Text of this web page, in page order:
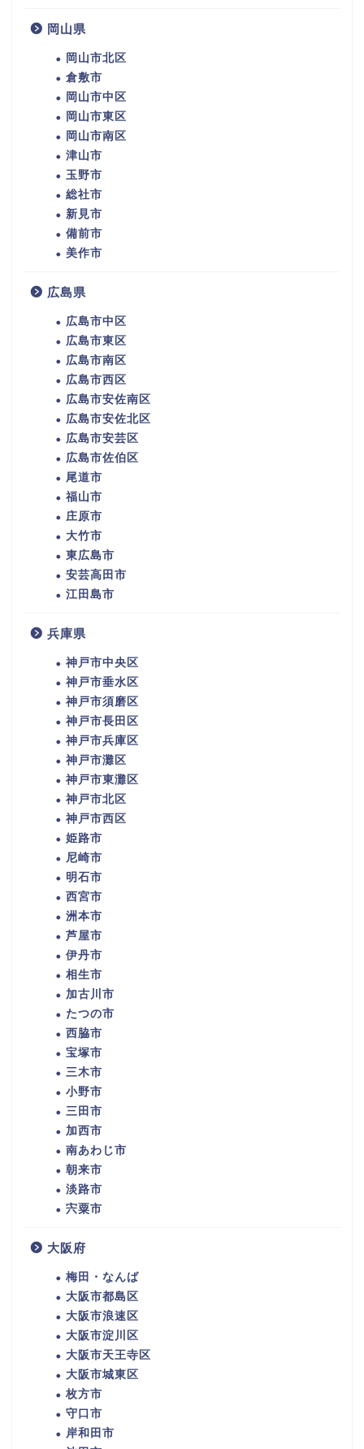
岡山県
岡山市北区
倉敷市
岡山市中区
岡山市東区
岡山市南区
津山市
玉野市
総社市
新見市
備前市
美作市
広島県
広島市中区
広島市東区
広島市南区
広島市西区
広島市安佐南区
広島市安佐北区
広島市安芸区
広島市佐伯区
尾道市
福山市
庄原市
大竹市
東広島市
安芸高田市
江田島市
兵庫県
神戸市中央区
神戸市垂水区
神戸市須磨区
神戸市長田区
神戸市兵庫区
神戸市灘区
神戸市東灘区
神戸市北区
神戸市西区
姫路市
尼崎市
明石市
西宮市
洲本市
芦屋市
伊丹市
相生市
加古川市
たつの市
西脇市
宝塚市
三木市
小野市
三田市
加西市
南あわじ市
朝来市
淡路市
宍粟市
大阪府
梅田・なんば
大阪市都島区
大阪市浪速区
大阪市淀川区
大阪市天王寺区
大阪市城東区
枚方市
守口市
岸和田市